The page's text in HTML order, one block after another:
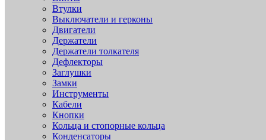
Втулки
Выключатели и герконы
Двигатели
Держатели
Держатели толкателя
Дефлекторы
Заглушки
Замки
Инструменты
Кабели
Кнопки
Кольца и стопорные кольца
Конденсаторы